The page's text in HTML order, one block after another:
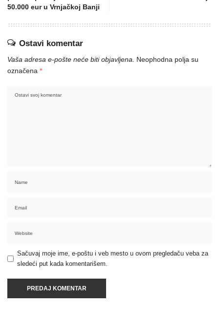
50.000 eur u Vrnjačkoj Banji
Ostavi komentar
Vaša adresa e-pošte neće biti objavljena. Neophodna polja su
označena *
Sačuvaj moje ime, e-poštu i veb mesto u ovom pregledaču veba za
sledeći put kada komentarišem.